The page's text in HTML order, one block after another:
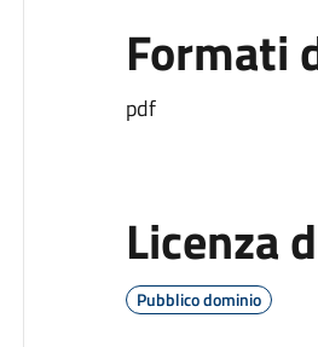
Formati
pdf
Licenza
Pubblico dominio